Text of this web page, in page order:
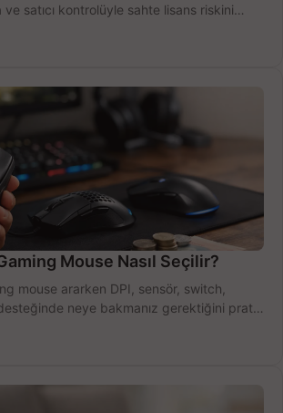
satıcı kontrolüyle sahte lisans riskini
Mouse Nasıl Seçilir?
mouse ararken DPI, sensör, switch,
desteğinde neye bakmanız gerektiğini pratik